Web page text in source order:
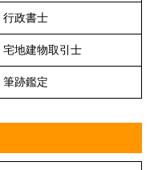
行政書士
宅地建物取引士
筆跡鑑定